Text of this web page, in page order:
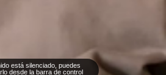
está silenciado, puedes
desde la barra de control